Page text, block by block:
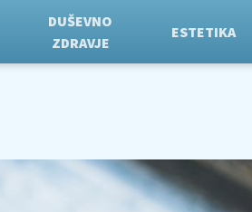
DUŠEVNO
ZDRAVJE
ESTETIKA